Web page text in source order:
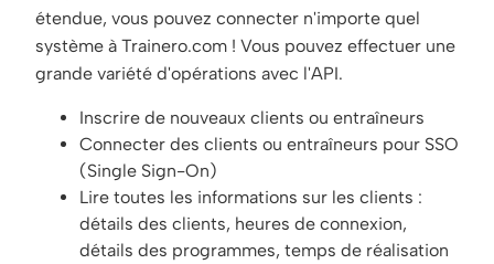
étendue, vous pouvez connecter n'importe quel
système à Trainero.com ! Vous pouvez effectuer une
grande variété d'opérations avec l'API.
Inscrire de nouveaux clients ou entraîneurs
Connecter des clients ou entraîneurs pour SSO
(Single Sign-On)
Lire toutes les informations sur les clients :
détails des clients, heures de connexion,
détails des programmes, temps de réalisation